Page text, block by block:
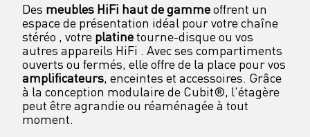
Des meubles HiFi haut de gamme offrent un
espace de présentation idéal pour votre chaîne
stéréo , votre platine tourne-disque ou vos
autres appareils HiFi . Avec ses compartiments
amplificateurs, enceintes et accessoires. Grâce
à la conception modulaire de Cubit®, l'étagère
peut être agrandie ou réaménagée à tout
moment.